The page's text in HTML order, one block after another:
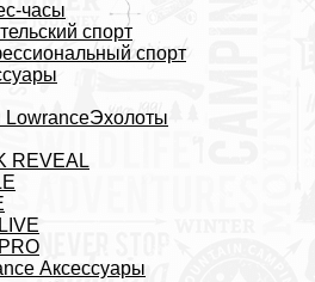
часы
спорт
спорт
Эхолоты
REVEAL
Аксессуары